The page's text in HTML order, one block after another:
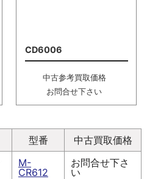
CD6006
中古参考買取価格
お問合せ下さい
型番
中古買取価格
M-
CR612
お問合せ下さ
い